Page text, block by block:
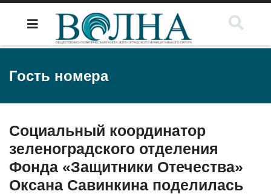
Гость номера
Социальный координатор
зеленоградского отделения
Фонда «Защитники Отечества»
Оксана Савинкина поделилась